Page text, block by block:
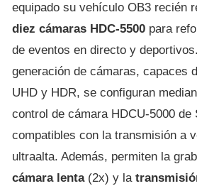
equipado su vehículo OB3 recién
diez cámaras HDC-5500 para
de eventos en directo y
generación de cámaras, capaces
UHD y HDR, se configuran
control de cámara HDCU-5000 de
compatibles con la transmisión a
ultraalta. Además, permiten la
cámara lenta(2x) y la